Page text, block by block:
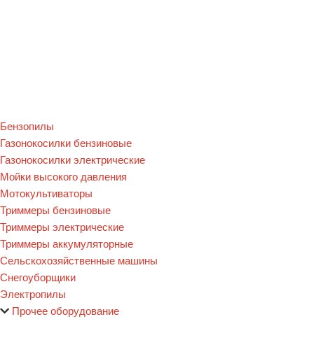
Бензопилы
Газонокосилки бензиновые
Газонокосилки электрические
Мойки высокого давления
Мотокультиваторы
Триммеры бензиновые
Триммеры электрические
Триммеры аккумуляторные
Сельскохозяйственные машины
Снегоуборщики
Электропилы
Прочее оборудование